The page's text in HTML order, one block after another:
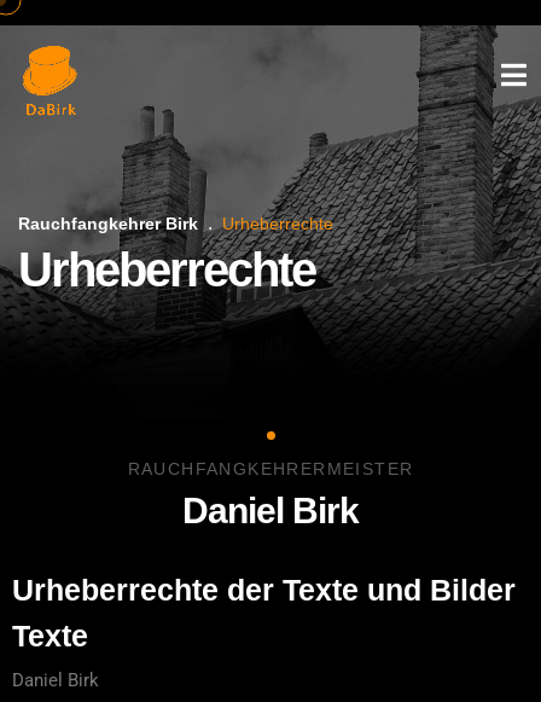
Rauchfangkehrer Birk Urheberrechte
Urheberrechte
RAUCHFANGKEHRERMEISTER
Daniel Birk
Urheberrechte der Texte und Bilder
Texte
Daniel Birk